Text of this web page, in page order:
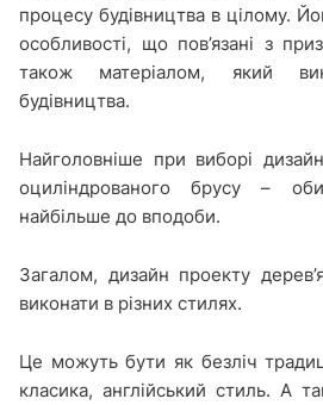
процесу будівництва в цілому.
особливості, що пов’язані з
також матеріалом, який
будівництва.
Найголовніше при виборі
оциліндрованого брусу –
найбільше до вподоби.
Загалом, дизайн проекту
виконати в різних стилях.
Це можуть бути як безліч
класика, англійський стиль. А